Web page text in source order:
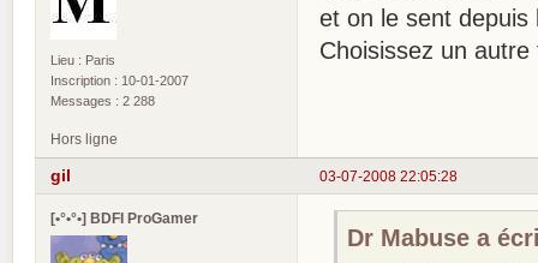
Lieu : Paris
Inscription : 10-01-2007
Messages : 2 288
et on le sent depuis
Choisissez un
Hors ligne
03-07-2008 22:05:28
gil
[•°•°•] BDFI ProGamer
Dr Mabuse a